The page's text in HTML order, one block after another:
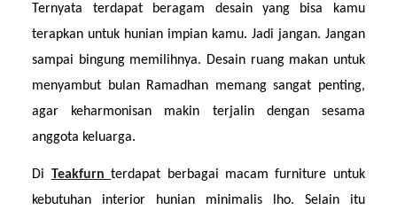
Ternyata terdapat beragam desain yang bisa kamu
terapkan untuk hunian impian kamu. Jadi jangan. Jangan
sampai bingung memilihnya. Desain ruang makan untuk
menyambut bulan Ramadhan memang sangat penting,
agar keharmonisan makin terjalin dengan sesama
anggota keluarga.
Di Teakfurn terdapat berbagai macam furniture untuk
kebutuhan interior hunian minimalis lho. Selain itu